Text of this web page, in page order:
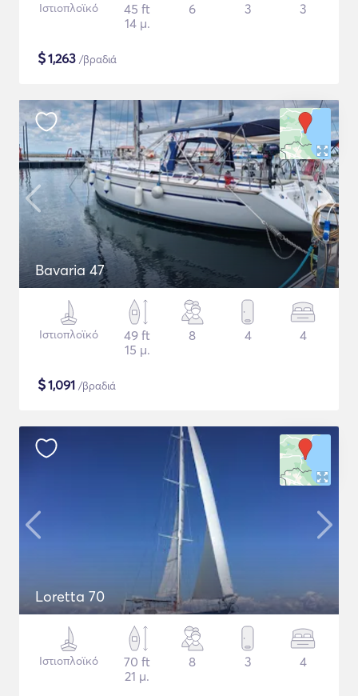
Ιστιοπλοϊκό
45 ft
14 μ.
6 3 3
$1,263 /βραδιά
Bavaria 47
Ιστιοπλοϊκό
49 ft
15 μ.
8 4 4
$1,091 /βραδιά
Loretta 70
Ιστιοπλοϊκό
70 ft
21 μ.
8 3 4